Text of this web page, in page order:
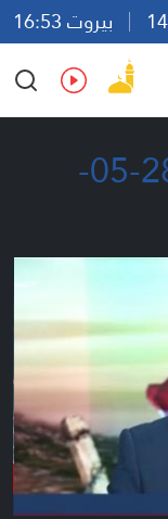
بيروت 16:53
Ar
En Fr Es
نشرة أخبار 19:30 - 28-05-